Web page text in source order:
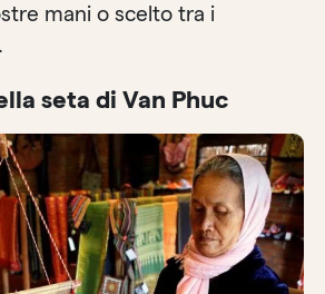
mani o scelto tra i
seta di Van Phuc